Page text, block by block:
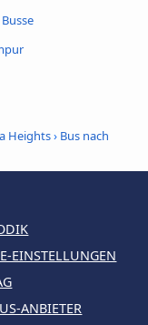
Heights› Bus nach
EINSTELLUNGEN
ANBIETER